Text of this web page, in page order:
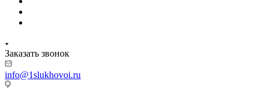
Заказать звонок
info@1slukhovoi.ru